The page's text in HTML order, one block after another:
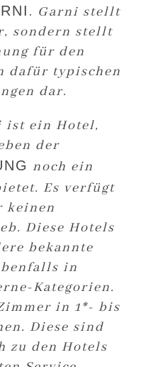
. Garni stellt
sondern stellt
für den
dafür typischen
dar.
ist ein Hotel,
der
noch ein
Es verfügt
keinen
Diese Hotels
bekannte
in
Kategorien.
in 1*- bis
Diese sind
zu den Hotels